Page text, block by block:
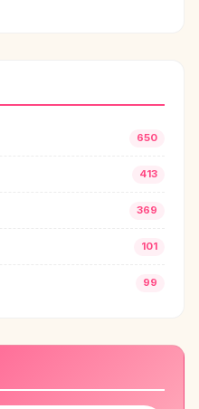
650
413
369
101
99